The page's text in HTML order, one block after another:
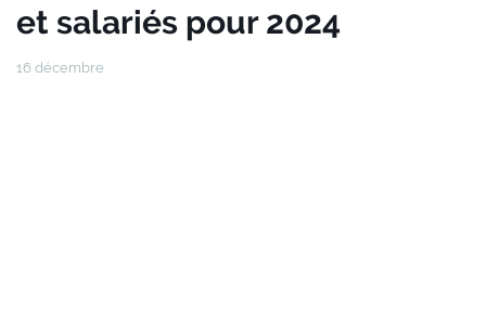
et salariés pour 2024
16 décembre